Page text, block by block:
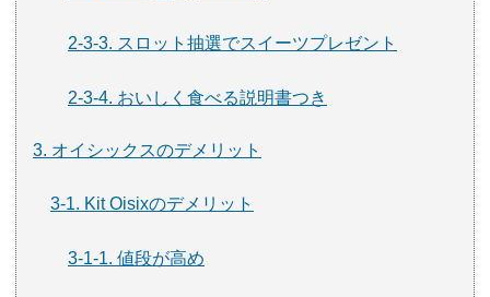
2-3-3. スロット抽選でスイーツプレゼント
2-3-4. おいしく食べる説明書つき
3. オイシックスのデメリット
3-1. Kit Oisixのデメリット
3-1-1. 値段が高め